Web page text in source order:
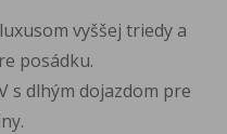
vyššej triedy a
posádku.
s dlhým dojazdom pre